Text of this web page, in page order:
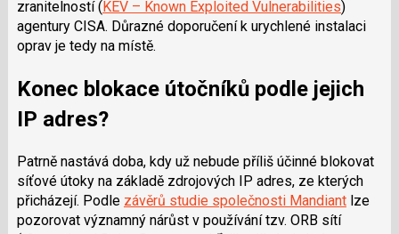
zranitelností (KEV – Known Exploited Vulnerabilities)
agentury CISA. Důrazné doporučení k urychlené instalaci
oprav je tedy na místě.
Konec blokace útočníků podle jejich
IP adres?
Patrně nastává doba, kdy užnebude příliš účinné blokovat
síťové útoky na základě zdrojových IP adres, ze kterých
přicházejí. Podle závěrů studie společnosti Mandiantlze
pozorovat významný nárůst v používání tzv. ORB sítí